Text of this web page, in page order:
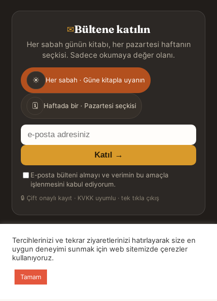
✉Bültene katılın
Her sabah günün kitabı, her pazartesi haftanın
seçkisi. Sadece okumaya değer olanı.
Gönderim
sıklığı
☀ Her sabah · Güne kitapla uyanın
🗓 Haftada bir · Pazartesi seçkisi
E-
posta
adresiniz
Katıl →
E-posta bülteni almayı ve verimin bu amaçla
işlenmesini kabul ediyorum.
🔒 Çift onaylı kayıt · KVKK uyumlu · tek tıkla çıkış
© 2026 Bookinton — Türkiye’nin Kitap Platformu
HT Book Review — webmaster: Hakan Turgay
Tercihlerinizi ve tekrar ziyaretlerinizi hatırlayarak size en
uygun deneyimi sunmak için web sitemizde çerezler
kullanıyoruz.
Tamam